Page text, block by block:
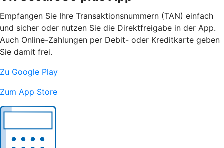
Empfangen Sie Ihre Transaktionsnummern (TAN) einfach
und sicher oder nutzen Sie die Direktfreigabe in der App.
Auch Online-Zahlungen per Debit- oder Kreditkarte geben
Sie damit frei.
Zu Google Play
Zum App Store